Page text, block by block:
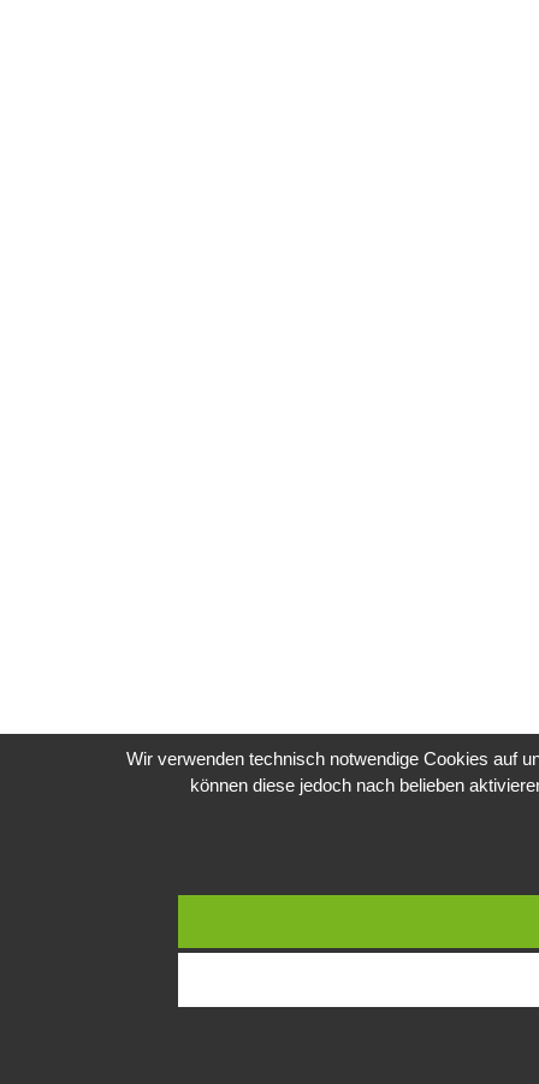
Wir verwenden technisch notwendige Cookies auf
können diese jedoch nach belieben